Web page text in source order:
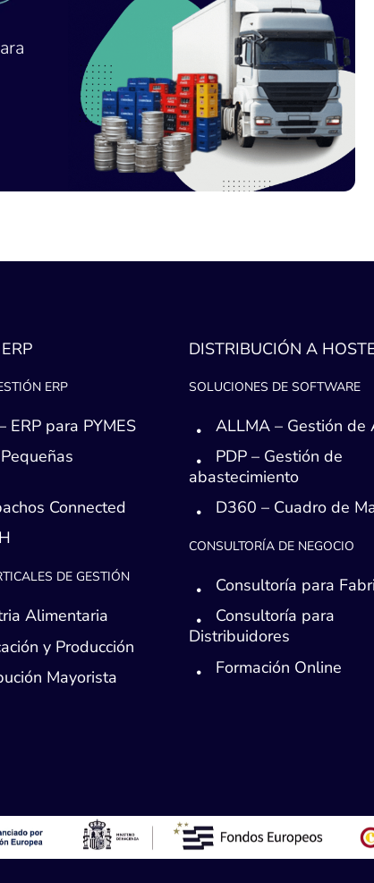
ERP
ERP para PYMES
Connected
DE GESTIÓN
Alimentaria
y Producción
Mayorista
DISTRIBUCIÓN A
SOLUCIONES DE SOFTWARE
ALLMA – Gestión de
PDP – Gestión de
abastecimiento
D360 – Cuadro de
CONSULTORÍA DE NEGOCIO
Consultoría para
Consultoría para
Distribuidores
Formación Online